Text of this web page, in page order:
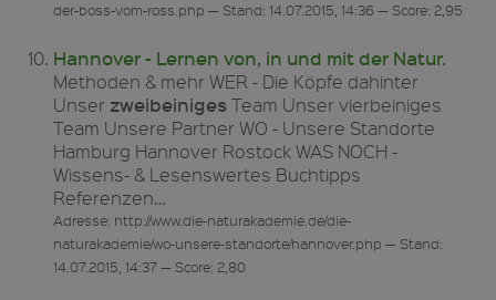
der-boss-vom-ross.php — Stand: 14.07.2015, 14:36 — Score: 2,95
Hannover - Lernen von, in und mit der Natur.
Methoden & mehr WER - Die Köpfe dahinter
Unser zweibeinigesTeam Unser vierbeiniges
Team Unsere Partner WO - Unsere Standorte
Hamburg Hannover Rostock WAS NOCH -
Wissens- & Lesenswertes Buchtipps
Referenzen…
Adresse: http://www.die-naturakademie.de/die-
naturakademie/wo-unsere-standorte/hannover.php — Stand:
14.07.2015, 14:37 — Score: 2,80